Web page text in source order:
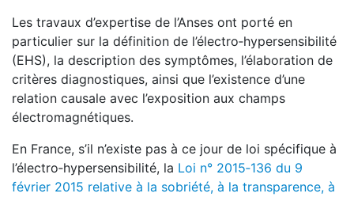
Les travaux d’expertise de l’Anses ont porté en
particulier sur la définition de l’électro‑hypersensibilité
(EHS), la description des symptômes, l’élaboration de
critères diagnostiques, ainsi que l’existence d’une
relation causale avec l’exposition aux champs
électromagnétiques.
En France, s’il n’existe pas à ce jour de loi spécifique à
l’électro‑hypersensibilité, la Loi n° 2015‑136 du 9
février 2015 relative à la sobriété, à la transparence, à